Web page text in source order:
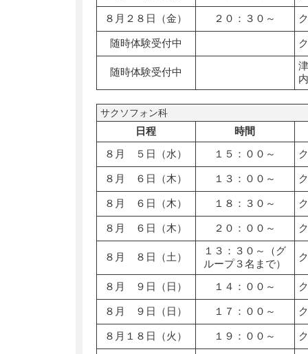
８月２８日（金） ２０：３０～
随時体験受付中
随時体験受付中
サクソフォン科
日程
時間
８月 ５日（水）
１５：００～
８月 ６日（木） １３：００～
８月 ６日（木） １８：３０～
８月 ６日（木） ２０：００～
８月 ８日（土）
１３：３０～（グ
ループ３名まで）
８月 ９日（日） １４：００～
８月 ９日（日） １７：００～
８月１８日（火） １９：００～